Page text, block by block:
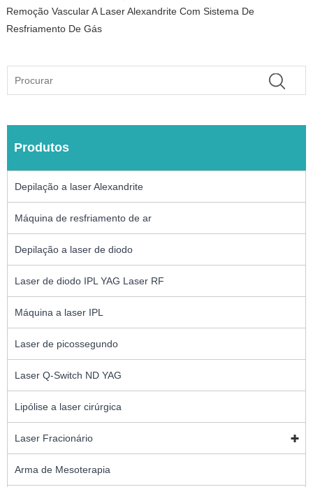
Remoção Vascular A Laser Alexandrite Com Sistema De
Resfriamento De Gás
Produtos
Depilação a laser Alexandrite
Máquina de resfriamento de ar
Depilação a laser de diodo
Laser de diodo IPL YAG Laser RF
Máquina a laser IPL
Laser de picossegundo
Laser Q-Switch ND YAG
Lipólise a laser cirúrgica
Laser Fracionário
Arma de Mesoterapia